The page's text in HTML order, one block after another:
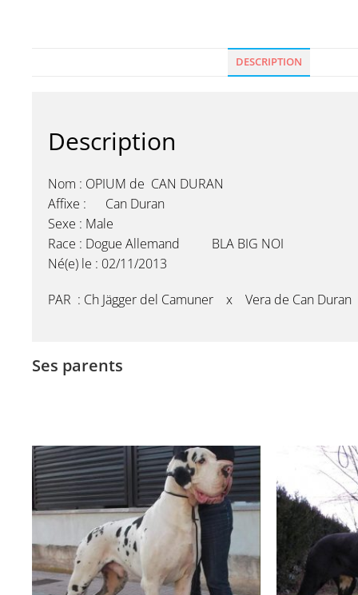
DESCRIPTION
Description
Nom : OPIUM de CAN DURAN
Affixe : Can Duran
Sexe : Male
Race : Dogue Allemand BLA BIG NOI
Né(e) le : 02/11/2013
PAR : Ch Jägger del Camuner x Vera de Can Duran
Ses parents